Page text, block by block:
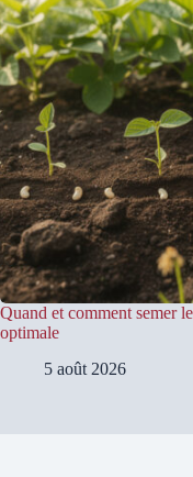
Quand et comment semer
optimale
5 août 2026